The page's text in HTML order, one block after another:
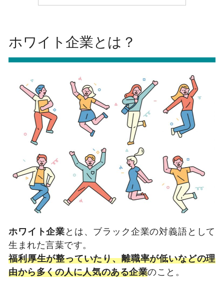
ホワイト企業とは？
ホワイト企業とは、ブラック企業の対義語として
生まれた言葉です。
福利厚生が整っていたり、離職率が低いなどの理
由から多くの人に人気のある企業のこと。